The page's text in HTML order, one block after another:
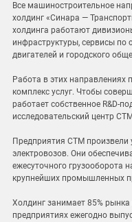
Все машиностроительное
холдинг «Синара —
холдинга работают
инфраструктуры, сервисы
двигателей и городского
Работа в этих направлениях
комплекс услуг. Чтобы
работает собственное R&D-
исследовательский центр
Предприятия СТМ произвели
электровозов. Они
ежесуточного грузооборота
крупнейших промышленных
Холдинг занимает 85%
предприятиях ежегодно